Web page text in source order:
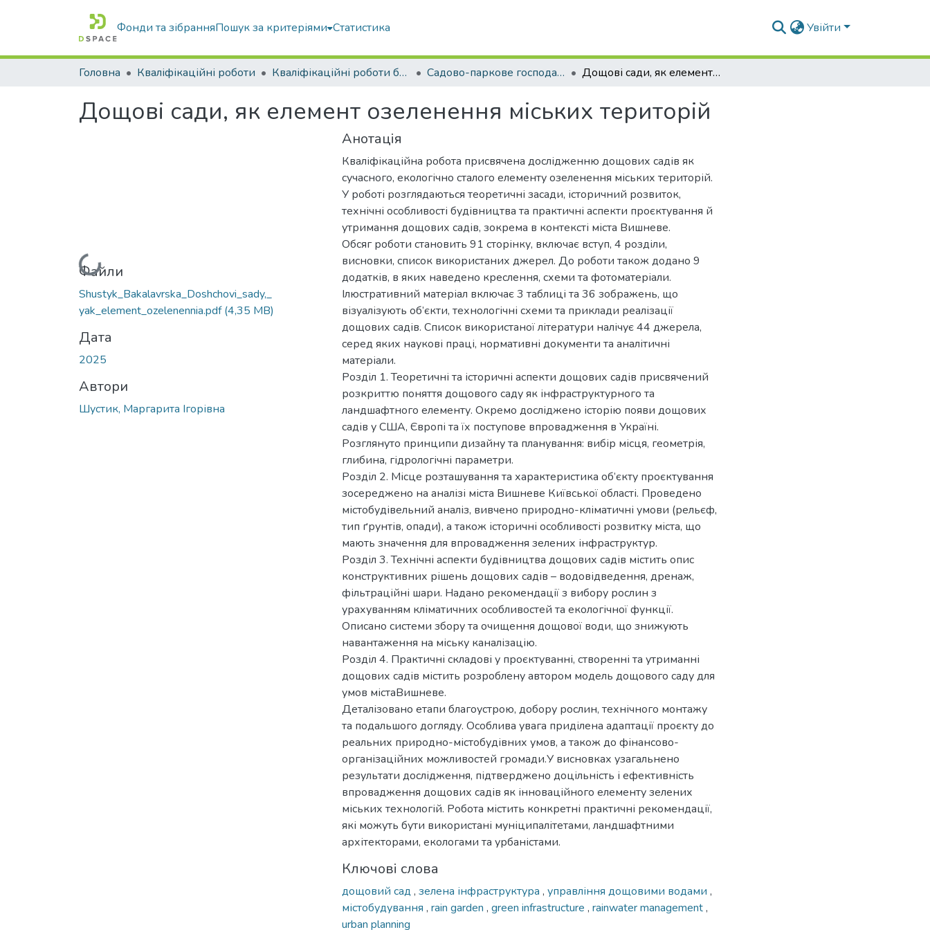
Фонди та зібранняПошук за критеріями Статистика Увійти
Головна Кваліфікаційні роботи Кваліфікаційні роботи бакалаврів Садово-паркове господарство Дощові сади, як елемент озеленення міських територій
Дощові сади, як елемент озеленення міських територій
Вантажиться...
Файли
Shustyk_Bakalavrska_Doshchovi_sady,_
yak_element_ozelenennia.pdf(4,35 MB)
Дата
2025
Автори
Шустик, Маргарита Ігорівна
Анотація
Кваліфікаційна робота присвячена дослідженню дощових садів як
сучасного, екологічно сталого елементу озеленення міських територій.
У роботі розглядаються теоретичні засади, історичний розвиток,
технічні особливості будівництва та практичні аспекти проєктування й
утримання дощових садів, зокрема в контексті міста Вишневе.
Обсяг роботи становить 91 сторінку, включає вступ, 4 розділи,
висновки, список використаних джерел. До роботи також додано 9
додатків, в яких наведено креслення, схеми та фотоматеріали.
Ілюстративний матеріал включає 3 таблиці та 36 зображень, що
візуалізують об’єкти, технологічні схеми та приклади реалізації
дощових садів. Список використаної літератури налічує 44 джерела,
серед яких наукові праці, нормативні документи та аналітичні
матеріали.
Розділ 1. Теоретичні та історичні аспекти дощових садів присвячений
розкриттю поняття дощового саду як інфраструктурного та
ландшафтного елементу. Окремо досліджено історію появи дощових
садів у США, Європі та їх поступове впровадження в Україні.
Розглянуто принципи дизайну та планування: вибір місця, геометрія,
глибина, гідрологічні параметри.
Розділ 2. Місце розташування та характеристика об’єкту проєктування
зосереджено на аналізі міста Вишневе Київської області. Проведено
містобудівельний аналіз, вивчено природно-кліматичні умови (рельєф,
тип ґрунтів, опади), а також історичні особливості розвитку міста, що
мають значення для впровадження зелених інфраструктур.
Розділ 3. Технічні аспекти будівництва дощових садів містить опис
конструктивних рішень дощових садів – водовідведення, дренаж,
фільтраційні шари. Надано рекомендації з вибору рослин з
урахуванням кліматичних особливостей та екологічної функції.
Описано системи збору та очищення дощової води, що знижують
навантаження на міську каналізацію.
Розділ 4. Практичні складові у проєктуванні, створенні та утриманні
дощових садів містить розроблену автором модель дощового саду для
умов містаВишневе.
Деталізовано етапи благоустрою, добору рослин, технічного монтажу
та подальшого догляду. Особлива увага приділена адаптації проєкту до
реальних природно-містобудівних умов, а також до фінансово-
організаційних можливостей громади.У висновках узагальнено
результати дослідження, підтверджено доцільність і ефективність
впровадження дощових садів як інноваційного елементу зелених
міських технологій. Робота містить конкретні практичні рекомендації,
які можуть бути використані муніципалітетами, ландшафтними
архітекторами, екологами та урбаністами.
Ключові слова
дощовий сад , зелена інфраструктура , управління дощовими водами ,
містобудування , rain garden , green infrastructure , rainwater management,
urban planning